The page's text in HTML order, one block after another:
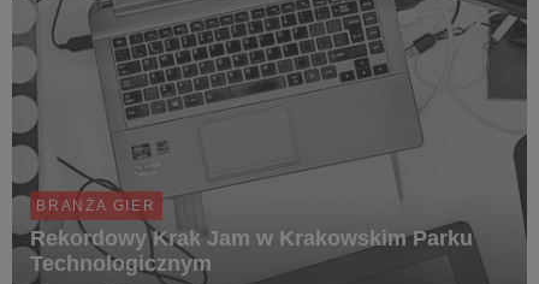
BRANŻA GIER
Rekordowy Krak Jam w Krakowskim Parku
Technologicznym